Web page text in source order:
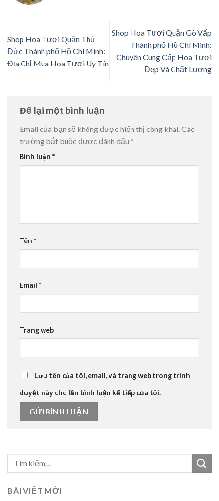
Shop Hoa Tươi Quận Thủ
Đức Thành phố Hồ Chí Minh:
Địa Chỉ Mua Hoa Tươi Uy Tín
Shop Hoa Tươi Quận Gò Vấp
Thành phố Hồ Chí Minh:
Chuyên Cung Cấp Hoa Tươi
Đẹp Và Chất Lượng
Để lại một bình luận
Email của bạn sẽ không được hiển thị công khai.Các
trường bắt buộc được đánh dấu *
Bình luận *
Tên *
Email *
Trang web
Lưu tên của tôi, email, và trang web trong trình
duyệt này cho lần bình luận kế tiếp của tôi.
BÀI VIẾT MỚI